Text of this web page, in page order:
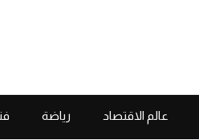
عالم الاقتصاد رياضة